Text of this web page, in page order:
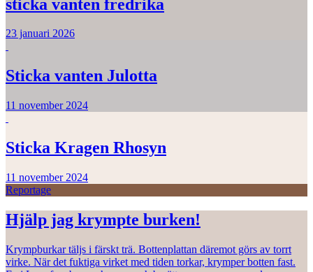
sticka vanten fredrika
23 januari 2026
Sticka vanten Julotta
11 november 2024
Sticka Kragen Rhosyn
11 november 2024
Reportage
Hjälp jag krympte burken!
Krympburkar täljs i färskt trä. Bottenplattan däremot görs av torrt
virke. När det fuktiga virket med tiden torkar, krymper botten fast.